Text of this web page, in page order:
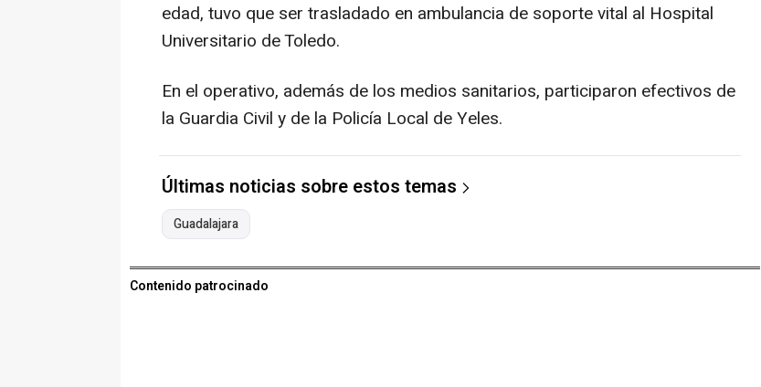
edad, tuvo que ser trasladado en ambulancia de soporte vital al Hospital
Universitario de Toledo.
En el operativo, además de los medios sanitarios, participaron efectivos de
la Guardia Civil y de la Policía Local de Yeles.
Últimas noticias sobre estos temas
Guadalajara
Contenido patrocinado